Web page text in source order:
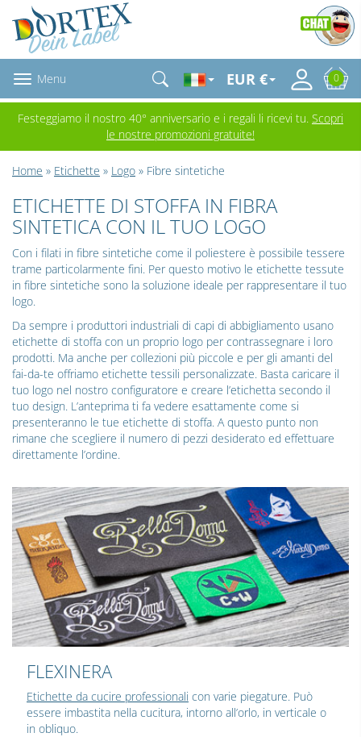
Menu EUR € 0
Festeggiamo il nostro 40° anniversario e i regali li ricevi tu. Scopri
le nostre promozioni gratuite!
Home » Etichette » Logo » Fibre sintetiche
ETICHETTE DI STOFFA IN FIBRA
SINTETICA CON IL TUO LOGO
Con i filati in fibre sintetiche come il poliestere è possibile tessere
trame particolarmente fini. Per questo motivo le etichette tessute
in fibre sintetiche sono la soluzione ideale per rappresentare il tuo
logo.
Da sempre i produttori industriali di capi di abbigliamento usano
etichette di stoffa con un proprio logo per contrassegnare i loro
prodotti. Ma anche per collezioni più piccole e per gli amanti del
fai-da-te offriamo etichette tessili personalizzate. Basta caricare il
tuo logo nel nostro configuratore e creare l’etichetta secondo il
tuo design. L’anteprima ti fa vedere esattamente come si
presenteranno le tue etichette di stoffa. A questo punto non
rimane che scegliere il numero di pezzi desiderato ed effettuare
direttamente l’ordine.
FLEXINERA
Etichette da cucire professionali con varie piegature. Può
essere imbastita nella cucitura, intorno all’orlo, in verticale o
in obliquo.